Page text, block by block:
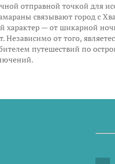
отправной точкой для
связывают город с
характер — от шикарной
Независимо от того,
путешествий по